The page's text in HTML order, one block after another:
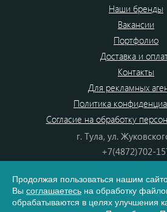
Наши бренды
Вакансии
Портфолио
Доставка и
Контакты
Для рекламных
Политика
Согласие на обработку
г. Тула, ул.
+7(4872)702-
8(800) 555-80-
e-mail:
Продолжая пользоваться нашим
Вы соглашаетесь на обработку
обрабатываются в целях улучшения